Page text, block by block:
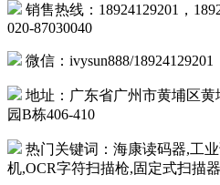
销售热线：18924129201，
020-87030040
微信：ivysun888/18924129201
地址：广东省广州市黄埔区黄
园B栋406-410
热门关键词：海康读码器,工
机,OCR字符扫描枪,固定式扫描